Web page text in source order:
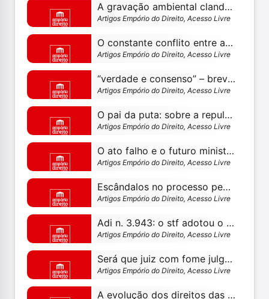
A gravação ambiental clandestina e a questão da ilicitude da prova no âmbito eleitoral
Artigos Empório do Direito, Acesso Livre
O constante conflito entre a prisão preventiva e a presunção de inocência
Artigos Empório do Direito, Acesso Livre
“verdade e consenso” – breves comentários sobre a obra
Artigos Empório do Direito, Acesso Livre
O pai da puta: sobre a repulsa pelo direito das paixões
Artigos Empório do Direito, Acesso Livre
O ato falho e o futuro ministro do stf: freud explica
Artigos Empório do Direito, Acesso Livre
Escândalos no processo penal – por paulo silas taporosky filho
Artigos Empório do Direito, Acesso Livre
Adi n. 3.943: o stf adotou o conceito amplo de necessitado constitucional, específico para o processo coletivo – conheça os votos
Artigos Empório do Direito, Acesso Livre
Será que juiz com fome julga diferente?
Artigos Empório do Direito, Acesso Livre
A evolução dos direitos das crianças e adolescentes até a era da proteção integral